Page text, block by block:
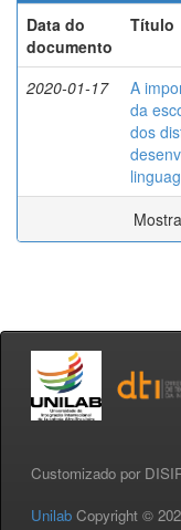
Data do
documento
Título
2020-01-17
A
da
dos
Customizado por
Unilab Copyright ©